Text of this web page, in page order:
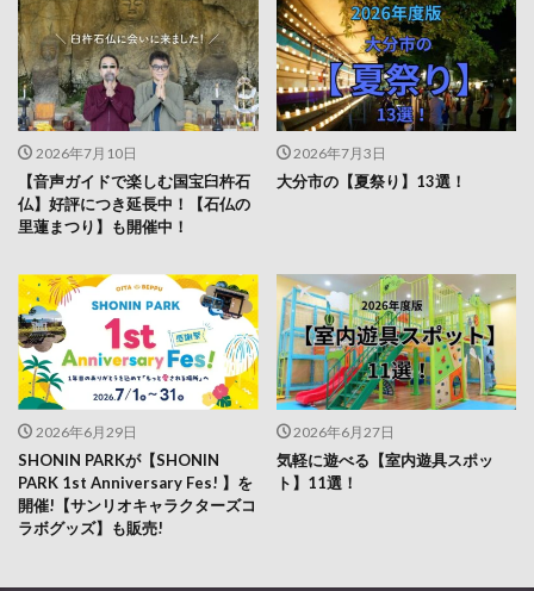
2026年7月10日
【音声ガイドで楽しむ国宝臼杵石
仏】好評につき延長中！【石仏の
里蓮まつり】も開催中！
2026年7月3日
大分市の【夏祭り】13選！
2026年6月29日
SHONIN PARKが【SHONIN
PARK 1st Anniversary Fes! 】を
開催!【サンリオキャラクターズコ
ラボグッズ】も販売!
2026年6月27日
気軽に遊べる【室内遊具スポッ
ト】11選！